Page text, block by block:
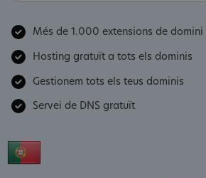
Més de 1.000 extensions de domini
Hosting gratuït a tots els dominis
Gestionem tots els teus dominis
Servei de DNS gratuït